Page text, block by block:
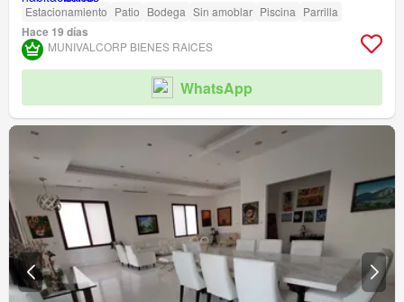
Estacionamiento Patio Bodega Sin amoblar Piscina Parrilla
Hace 19 días
MUNIVALCORP BIENES RAICES
WhatsApp